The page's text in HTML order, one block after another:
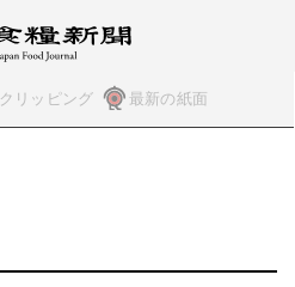
クリッピング 最新の紙面